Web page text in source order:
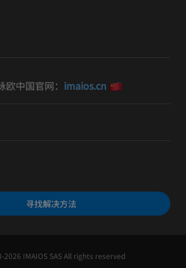
中国官网： imaios.cn
寻找解决方法
2026 IMAIOS SAS All rights reserved